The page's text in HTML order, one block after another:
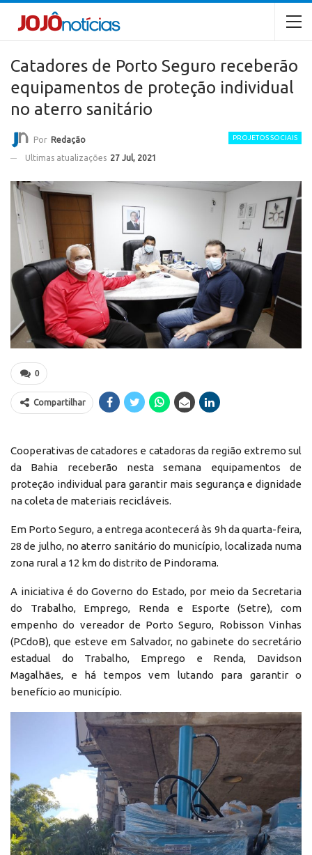
Catadores de Porto Seguro receberão
equipamentos de proteção individual
no aterro sanitário
PROJETOS SOCIAIS
Por Redação
Ultimas atualizações 27 Jul, 2021
0
Compartilhar
Cooperativas de catadores e catadoras da região extremo sul
da Bahia receberão nesta semana equipamentos de
proteção individual para garantir mais segurança e dignidade
na coleta de materiais recicláveis.
Em Porto Seguro, a entrega acontecerá às 9h da quarta-feira,
28 de julho, no aterro sanitário do município, localizada numa
zona rural a 12 km do distrito de Pindorama.
A iniciativa é do Governo do Estado, por meio da Secretaria
do Trabalho, Emprego, Renda e Esporte (Setre), com
empenho do vereador de Porto Seguro, Robisson Vinhas
(PCdoB), que esteve em Salvador, no gabinete do secretário
estadual do Trabalho, Emprego e Renda, Davidson
Magalhães, e há tempos vem lutando para garantir o
benefício ao município.